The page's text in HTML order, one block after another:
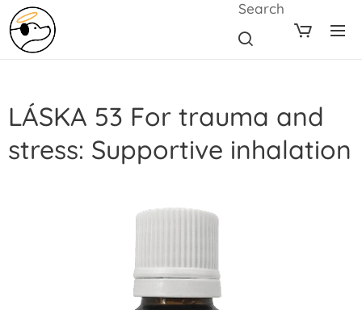
Search
LÁSKA 53 For trauma and
stress: Supportive inhalation